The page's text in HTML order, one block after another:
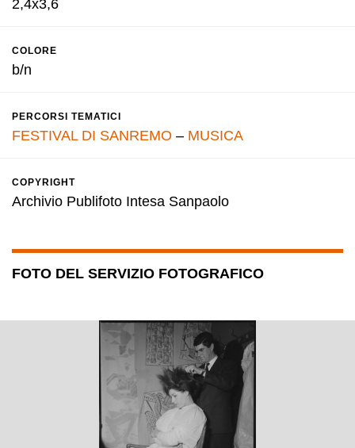
2,4x3,6
COLORE
b/n
PERCORSI TEMATICI
FESTIVAL DI SANREMO – MUSICA
COPYRIGHT
Archivio Publifoto Intesa Sanpaolo
FOTO DEL SERVIZIO FOTOGRAFICO